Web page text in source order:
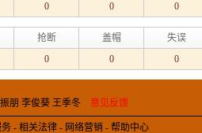
0 0 0
抢断 盖帽 失误
0 0 0
朋 李俊葵 王季冬 意见反馈
- 相关法律 - 网络营销 - 帮助中心